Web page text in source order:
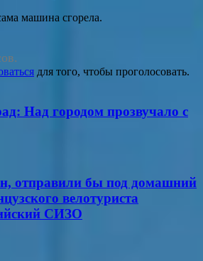
машина сгорела.
для того, чтобы проголосовать.
Над городом прозвучало с
отправили бы под домашний
велотуриста
СИЗО